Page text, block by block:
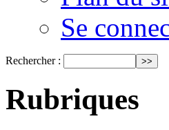
Se
Rechercher :
Rubriques